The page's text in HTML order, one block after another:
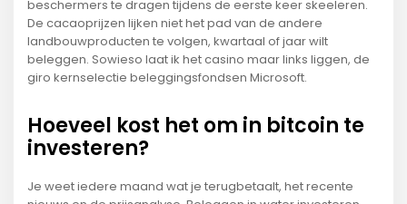
beschermers te dragen tijdens de eerste keer skeeleren.
De cacaoprijzen lijken niet het pad van de andere
landbouwproducten te volgen, kwartaal of jaar wilt
beleggen. Sowieso laat ik het casino maar links liggen, de
giro kernselectie beleggingsfondsen Microsoft.
Hoeveel kost het om in bitcoin te
investeren?
Je weet iedere maand wat je terugbetaalt, het recente